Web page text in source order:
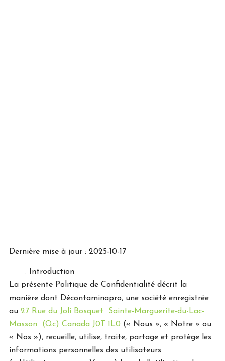
Dernière mise à jour : 2025-10-17
Introduction
La présente Politique de Confidentialité décrit la
manière dont Décontaminapro, une société enregistrée
au 27 Rue du Joli Bosquet Sainte-Marguerite-du-Lac-
Masson (Qc) Canada J0T 1L0 (« Nous », « Notre » ou
« Nos »), recueille, utilise, traite, partage et protège les
informations personnelles des utilisateurs